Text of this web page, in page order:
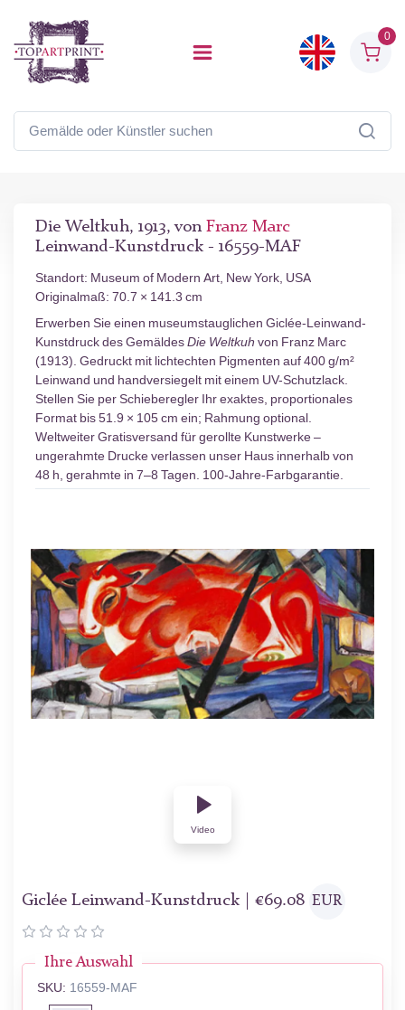
0
Die Weltkuh, 1913, von Franz Marc
Leinwand-Kunstdruck - 16559-MAF
Standort: Museum of Modern Art, New York, USA
Originalmaß: 70.7 × 141.3 cm
Erwerben Sie einen museumstauglichen Giclée-Leinwand-
Kunstdruck des GemäldesDie Weltkuh von Franz Marc
(1913). Gedruckt mit lichtechten Pigmenten auf 400 g/m²
Leinwand und handversiegelt mit einem UV-Schutzlack.
Stellen Sie per Schieberegler Ihr exaktes, proportionales
Format bis 51.9 × 105 cm ein; Rahmung optional.
Weltweiter Gratisversand für gerollte Kunstwerke –
ungerahmte Drucke verlassen unser Haus innerhalb von
48 h, gerahmte in 7–8 Tagen. 100-Jahre-Farbgarantie.
Video
Giclée Leinwand-Kunstdruck | €69.08 EUR
Ihre Auswahl
SKU: 16559-MAF